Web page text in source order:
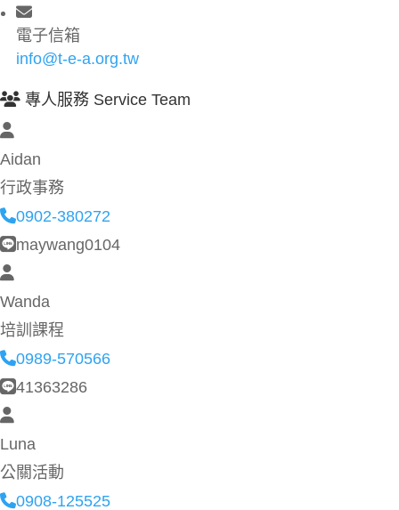
電子信箱
info@t-e-a.org.tw
專人服務 Service Team
Aidan
行政事務
0902-380272
maywang0104
Wanda
培訓課程
0989-570566
41363286
Luna
公關活動
0908-125525